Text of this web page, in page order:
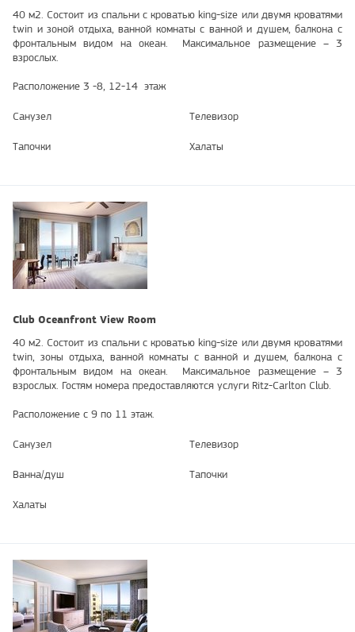
40 м2. Состоит из спальни с кроватью king-size или двумя кроватями
twin и зоной отдыха, ванной комнаты с ванной и душем, балкона с
фронтальным видом на океан. Максимальное размещение – 3
взрослых.
Расположение 3 -8, 12-14 этаж
Санузел Телевизор
Тапочки Халаты
Club Oceanfront View Room
40 м2. Состоит из спальни с кроватью king-size или двумя кроватями
twin, зоны отдыха, ванной комнаты с ванной и душем, балкона с
фронтальным видом на океан. Максимальное размещение – 3
взрослых. Гостям номера предоставляются услуги Ritz-Carlton Club.
Расположение с 9 по 11 этаж.
Санузел Телевизор
Ванна/душ Тапочки
Халаты